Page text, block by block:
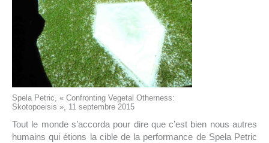
Spela Petric, « Confronting Vegetal Otherness:
Skotopoeisis », 11 septembre 2015
Tout le monde s’accorda pour dire que c’est bien nous autres
humains qui étions la cible de la performance de Spela Petric